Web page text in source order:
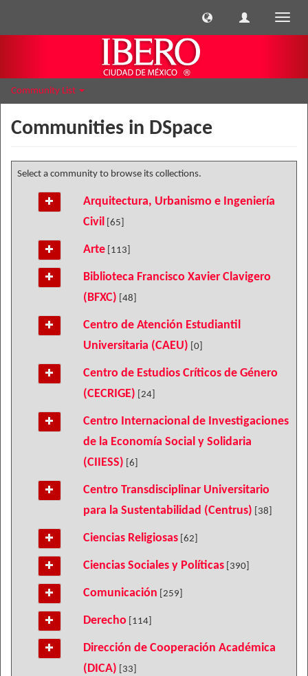
Toggle
Community List
Communities in DSpace
Select a community to browse its collections.
Arquitectura, Urbanismo e Ingeniería
Civil [65]
Arte [113]
Biblioteca Francisco Xavier Clavigero
(BFXC) [48]
Centro de Atención Estudiantil
Universitaria (CAEU) [0]
Centro de Estudios Críticos de Género
(CECRIGE) [24]
Centro Internacional de Investigaciones
de la Economía Social y Solidaria
(CIIESS) [6]
Centro Transdisciplinar Universitario
para la Sustentabilidad (Centrus) [38]
Ciencias Religiosas [62]
Ciencias Sociales y Políticas [390]
Comunicación [259]
Derecho [114]
Dirección de Cooperación Académica
(DICA) [33]